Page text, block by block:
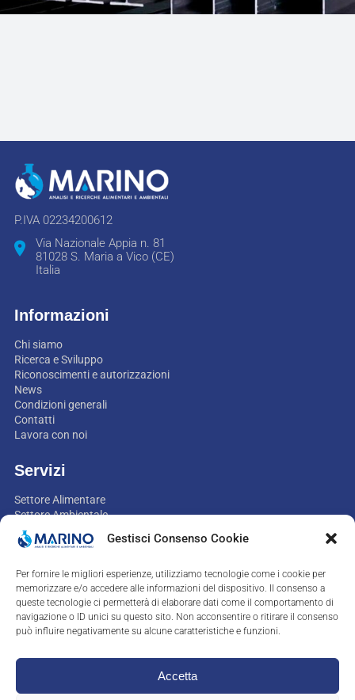
Gestisci Consenso Cookie
Per fornire le migliori esperienze, utilizziamo tecnologie come i cookie per
memorizzare e/o accedere alle informazioni del dispositivo. Il consenso a
queste tecnologie ci permetterà di elaborare dati come il comportamento di
navigazione o ID unici su questo sito. Non acconsentire o ritirare il consenso
può influire negativamente su alcune caratteristiche e funzioni.
Accetta
P.IVA 02234200612
Via Nazionale Appia n. 81
81028 S. Maria a Vico (CE)
Italia
Informazioni
Chi siamo
Ricerca e Sviluppo
Riconoscimenti e autorizzazioni
News
Condizioni generali
Contatti
Lavora con noi
Servizi
Settore Alimentare
Settore Ambientale
Settore Non-food
Settore Mangimi
Assistenza e consulenza
Contatti
+39.0823.758335
labo@marino.it